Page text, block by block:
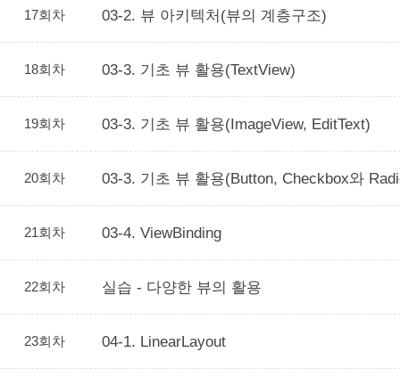
17회차 03-2. 뷰 아키텍처(뷰의 계층구조)
18회차 03-3. 기초 뷰 활용(TextView)
19회차 03-3. 기초 뷰 활용(ImageView, EditText)
20회차 03-3. 기초 뷰 활용(Button, Checkbox와
21회차 03-4. ViewBinding
22회차 실습 - 다양한 뷰의 활용
23회차 04-1. LinearLayout